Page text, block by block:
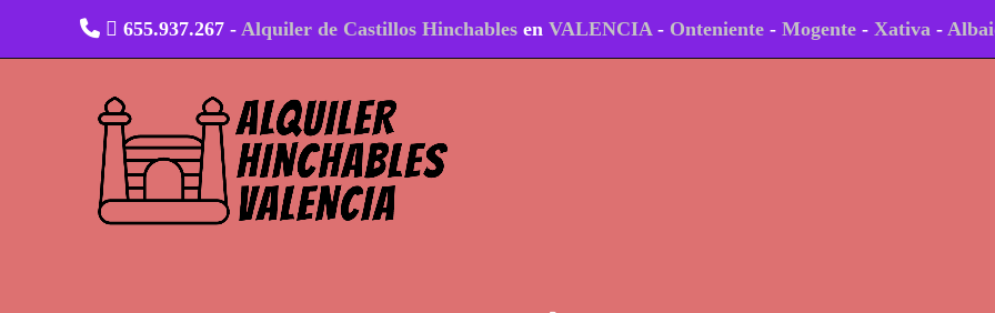
contenido
655.937.267 - Alquiler de Castillos Hinchables en VALENCIA- Onteniente - Mogente - Xativa -